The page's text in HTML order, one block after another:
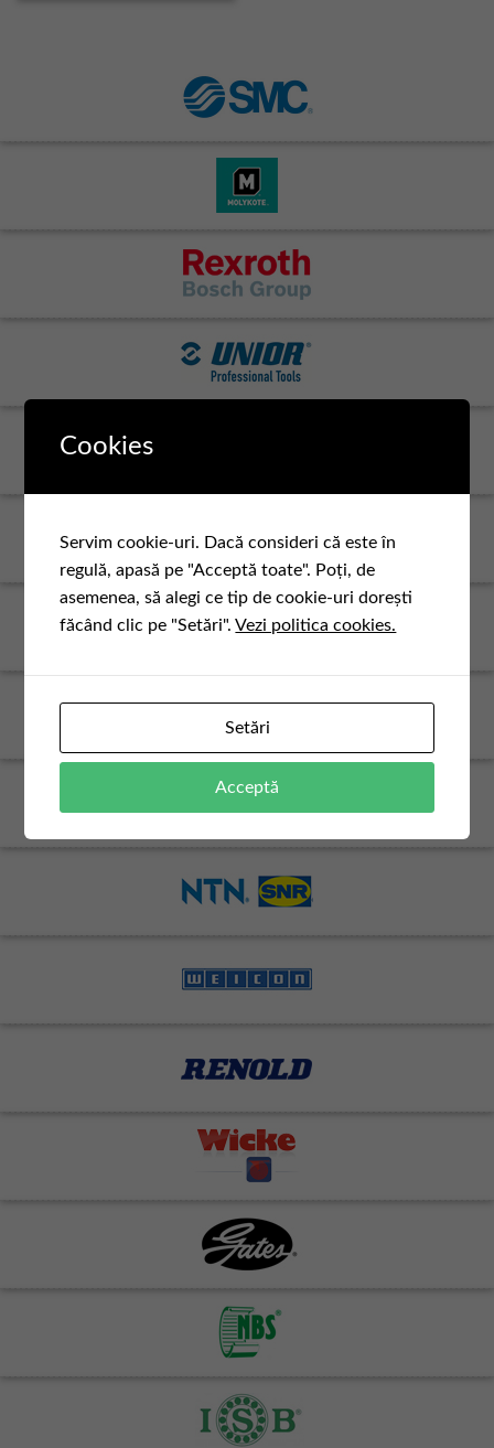
Cookies
Servim cookie-uri. Dacă consideri că este în
regulă, apasă pe "Acceptă toate". Poți, de
asemenea, să alegi ce tip de cookie-uri dorești
făcând clic pe "Setări".Vezi politica cookies.
Setări
Acceptă